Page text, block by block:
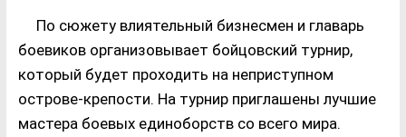
По сюжету влиятельный бизнесмен и главарь
боевиков организовывает бойцовский турнир,
который будет проходить на неприступном
острове-крепости. На турнир приглашены лучшие
мастера боевых единоборств со всего мира.